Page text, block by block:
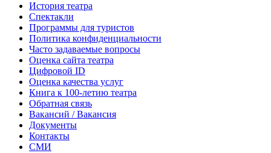
История театра
Спектакли
Программы для туристов
Политика конфиденциальности
Часто задаваемые вопросы
Оценка сайта театра
Цифровой ID
Оценка качества услуг
Книга к 100-летию театра
Обратная связь
Вакансий / Вакансия
Документы
Контакты
СМИ